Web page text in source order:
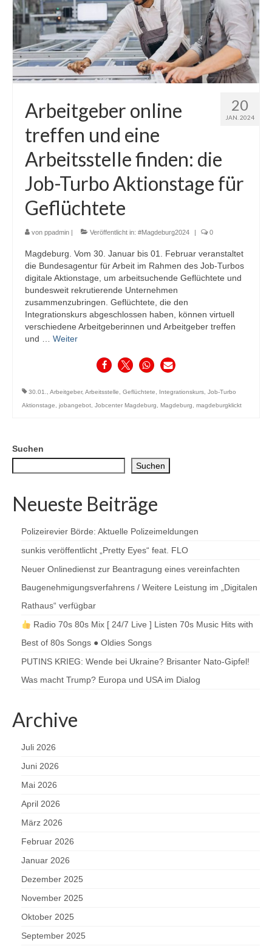
20
JAN. 2024
Arbeitgeber online
treffen und eine
Arbeitsstelle finden: die
Job-Turbo Aktionstage für
Geflüchtete
von ppadmin Veröffentlicht in: #Magdeburg2024 0
Magdeburg. Vom 30. Januar bis 01. Februar veranstaltet
die Bundesagentur für Arbeit im Rahmen des Job-Turbos
digitale Aktionstage, um arbeitsuchende Geflüchtete und
bundesweit rekrutierende Unternehmen
zusammenzubringen. Geflüchtete, die den
Integrationskurs abgeschlossen haben, können virtuell
verschiedene Arbeitgeberinnen und Arbeitgeber treffen
und … Weiter
30.01., Arbeitgeber, Arbeitsstelle, Geflüchtete, Integrationskurs, Job-Turbo
Aktionstage, jobangebot, Jobcenter Magdeburg, Magdeburg, magdeburgklickt
Suchen
Suchen
Neueste Beiträge
Polizeirevier Börde: Aktuelle Polizeimeldungen
sunkis veröffentlicht „Pretty Eyes“ feat. FLO
Neuer Onlinedienst zur Beantragung eines vereinfachten
Baugenehmigungsverfahrens / Weitere Leistung im „Digitalen
Rathaus“ verfügbar
Radio 70s 80s Mix [ 24/7 Live ] Listen 70s Music Hits with
Best of 80s Songs ● Oldies Songs
PUTINS KRIEG: Wende bei Ukraine? Brisanter Nato-Gipfel!
Was macht Trump? Europa und USA im Dialog
Archive
Juli 2026
Juni 2026
Mai 2026
April 2026
März 2026
Februar 2026
Januar 2026
Dezember 2025
November 2025
Oktober 2025
September 2025